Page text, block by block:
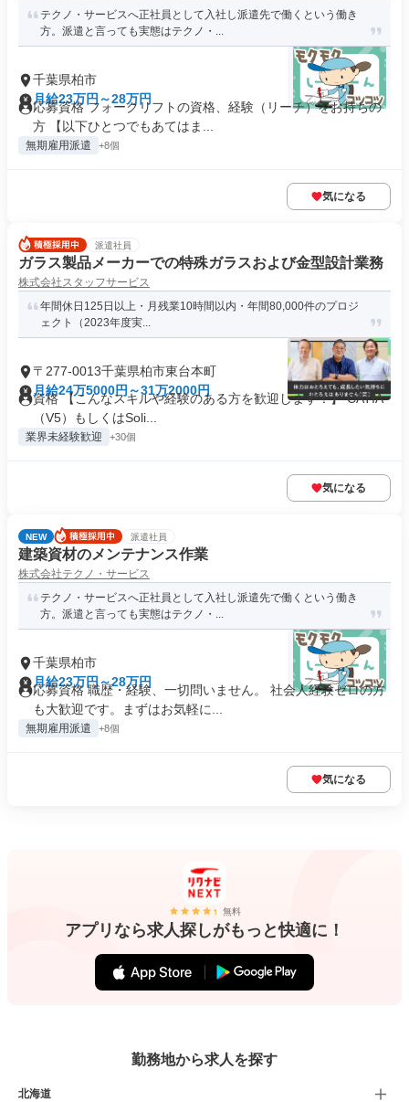
テクノ・サービスへ正社員として入社し派遣先で働くという働き
方。派遣と言っても実態はテクノ・...
千葉県柏市
月給23万円～28万円
応募資格 フォークリフトの資格、経験（リーチ）をお持ちの
方 【以下ひとつでもあてはま...
無期雇用派遣 +8個
気になる
派遣社員
ガラス製品メーカーでの特殊ガラスおよび金型設計業務
株式会社スタッフサービス
年間休日125日以上・月残業10時間以内・年間80,000件のプロジ
ェクト（2023年度実...
〒277-0013千葉県柏市東台本町
月給24万5000円～31万2000円
資格 【こんなスキルや経験のある方を歓迎します！】 CATIA
（V5）もしくはSoli...
業界未経験歓迎 +30個
気になる
NEW 派遣社員
建築資材のメンテナンス作業
株式会社テクノ・サービス
テクノ・サービスへ正社員として入社し派遣先で働くという働き
方。派遣と言っても実態はテクノ・...
千葉県柏市
月給23万円～28万円
応募資格 職歴・経験、一切問いません。 社会人経験ゼロの方
も大歓迎です。まずはお気軽に...
無期雇用派遣 +8個
気になる
無料
アプリなら求人探しがもっと快適に！
勤務地から求人を探す
北海道